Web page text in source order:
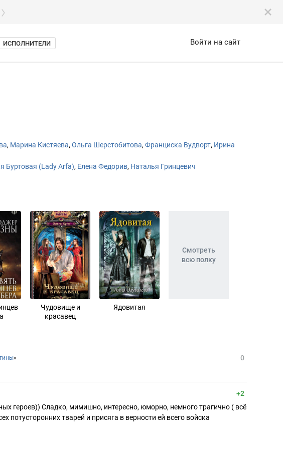
Войти на сайт
ИСПОЛНИТЕЛИ
, Марина Кистяева, Ольга Шерстобитова, Франциска Вудворт, Ирина
Буртовая (Lady Arfa), Елена Федорив, Наталья Гринцевич
Чудовище и
красавец
Ядовитая
Смотреть
всю полку
0
»
+2
героев)) Сладко, мимишно, интересно, юморно, немного трагично ( всё
потусторонних тварей и присяга в верности ей всего войска